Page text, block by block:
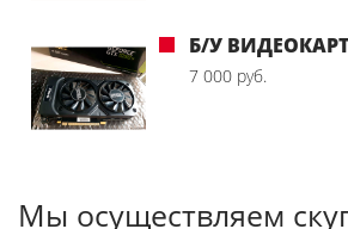
Б/У
7 000 руб.
Мы осуществляем